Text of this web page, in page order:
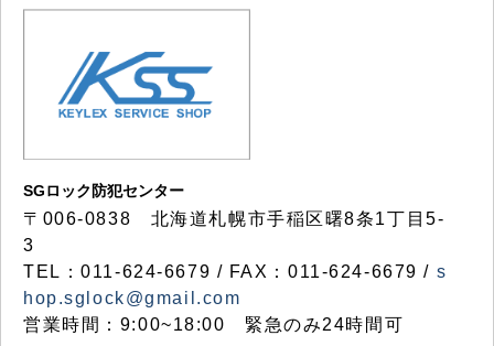
SGロック防犯センター
〒006-0838 北海道札幌市手稲区曙8条1丁目5-
3
TEL：011-624-6679 / FAX：011-624-6679 / s
hop.sglock@gmail.com
営業時間：9:00~18:00 緊急のみ24時間可